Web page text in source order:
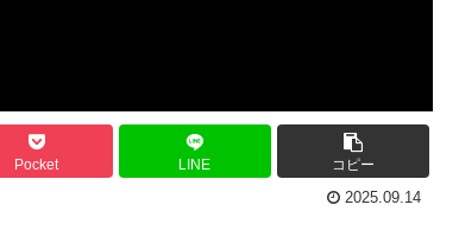
Pocket LINE コピー
2025.09.14